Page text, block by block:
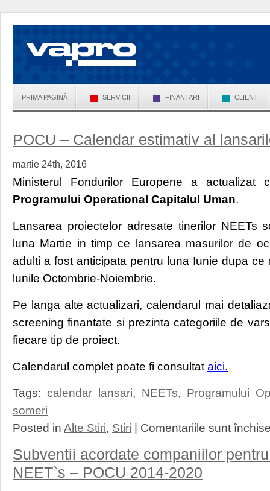
PRIMA PAGINĂ SERVICII FINANTARI CLIENTI
POCU – Calendar estimativ al
martie 24th, 2016
Ministerul Fondurilor Europene a actualizat
Programului Operational Capitalul Uman.
Lansarea proiectelor adresate tinerilor NEETs
luna Martie in timp ce lansarea masurilor de
adulti a fost anticipata pentru luna Iunie dupa
lunile Octombrie-Noiembrie.
Pe langa alte actualizari, calendarul mai
screening finantate si prezinta categoriile de
fiecare tip de proiect.
Calendarul complet poate fi consultat aici.
Tags: calendar lansari, NEETs, Programului
someri
Posted in Alte Stiri, Stiri | Comentariile sunt
Subventii acordate companiilor
NEET`s – POCU 2014-2020